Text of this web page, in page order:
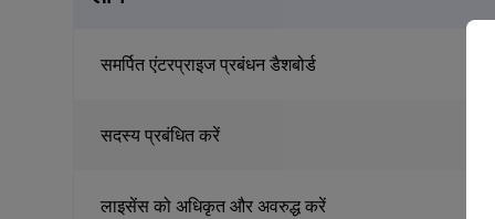
समर्पित एंटरप्राइज प्रबंधन डैशबोर्ड
सदस्य प्रबंधित करें
लाइसेंस को अधिकृत और अवरुद्ध करें